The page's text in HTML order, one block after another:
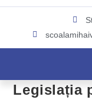
conținut
Legislația